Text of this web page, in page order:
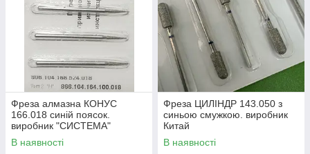
Фреза алмазна КОНУС
166.018 синій поясок.
виробник "СИСТЕМА"
Білорусь (104.166.524.018)
Залишок
В наявності
Фреза ЦИЛІНДР 143.050 з
синьою смужкою. виробник
Китай
В наявності